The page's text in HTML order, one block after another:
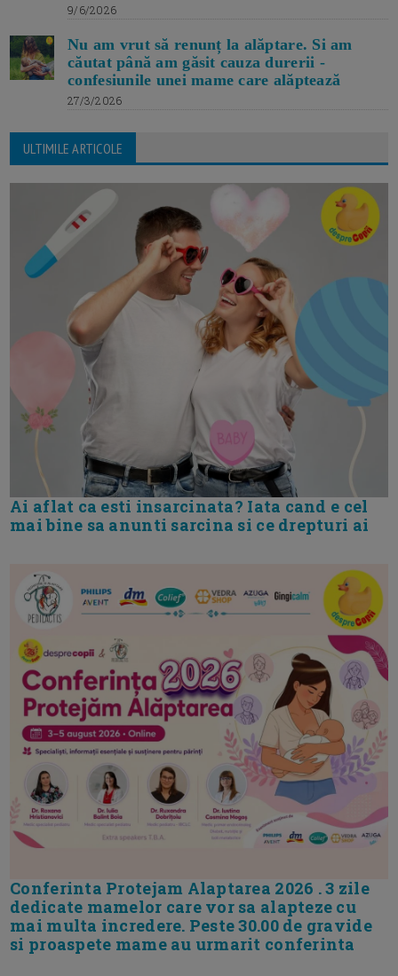
9/6/2026
Nu am vrut să renunț la alăptare. Si am
căutat până am găsit cauza durerii -
confesiunile unei mame care alăptează
27/3/2026
ULTIMILE ARTICOLE
Ai aflat ca esti insarcinata? Iata cand e cel
mai bine sa anunti sarcina si ce drepturi ai
Conferinta Protejam Alaptarea 2026 . 3 zile
dedicate mamelor care vor sa alapteze cu
mai multa incredere. Peste 30.00 de gravide
si proaspete mame au urmarit conferinta